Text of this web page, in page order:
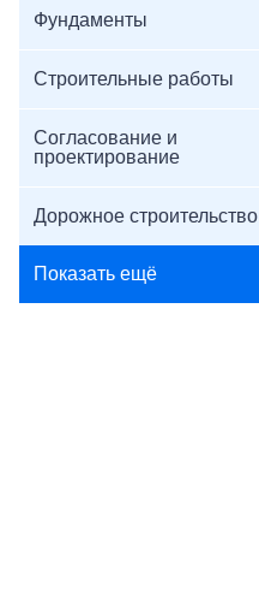
Фундаменты
Строительные работы
Согласование и
проектирование
Дорожное строительство
Показать ещё